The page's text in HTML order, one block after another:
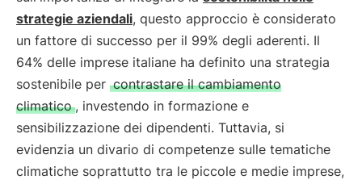
strategie aziendali, questo approccio è considerato
un fattore di successo per il 99% degli aderenti. Il
64% delle imprese italiane ha definito una strategia
sostenibile per contrastare il cambiamento
climatico , investendo in formazione e
sensibilizzazione dei dipendenti. Tuttavia, si
evidenzia un divario di competenze sulle tematiche
climatiche soprattutto tra le piccole e medie imprese,